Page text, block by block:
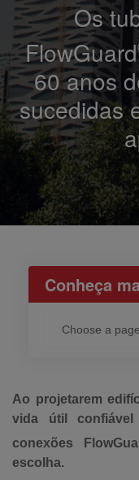
Os
FlowGuard
60 anos
sucedidas
Conheça
Ao projetarem
vida útil
conexões
escolha.